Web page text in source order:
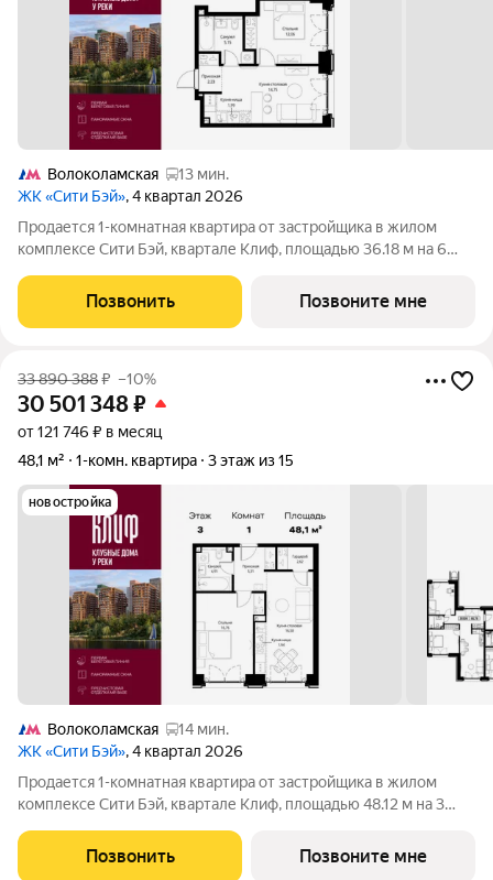
Волоколамская
13 мин.
ЖК «Сити Бэй», 4 квартал 2026
Продается 1-комнатная квартира от застройщика в жилом
комплексе Сити Бэй, квартале Клиф, площадью 36.18 м на 6
пять Клубных домов на первой линии озелененной
набережной Реки Москвы. Со
Позвонить Позвоните мне
33 890 388₽ –10%
30 501 348₽
от 121 746 ₽ в месяц
48,1 м²
1-комн. квартира 3 этаж из 15
новостройка
Волоколамская
14 мин.
ЖК «Сити Бэй», 4 квартал 2026
Продается 1-комнатная квартира от застройщика в жилом
комплексе Сити Бэй, квартале Клиф, площадью 48.12 м на 3
пять Клубных домов на первой линии озелененной
набережной Реки Москвы. Со
Позвонить Позвоните мне